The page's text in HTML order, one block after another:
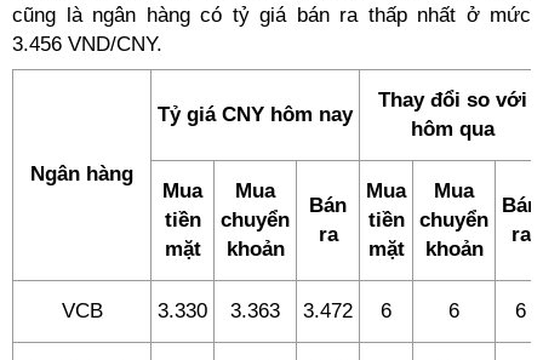
cũng là ngân hàng có tỷ giá bán ra thấp nhất ở mức
3.456 VND/CNY.
Ngân hàng
Tỷ giá CNY hôm nay
Thay đổi so với
hôm qua
Mua
tiền
mặt
Mua
chuyển
khoản
Bán
ra
Mua
tiền
mặt
Mua
chuyển
khoản
Bán
ra
VCB 3.330 3.363 3.472 6 6 6